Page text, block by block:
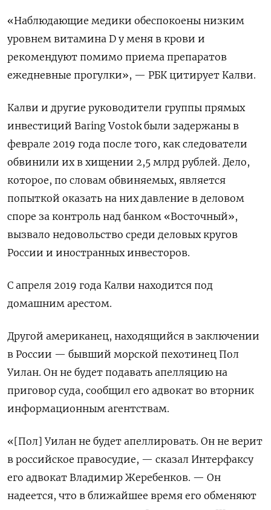
«Наблюдающие медики обеспокоены низким
уровнем витамина D у меня в крови и
рекомендуют помимо приема препаратов
ежедневные прогулки», — РБК цитирует Калви.
Калви и другие руководители группы прямых
инвестиций Baring Vostok были задержаны в
феврале 2019 года после того, как следователи
обвинили их в хищении 2,5 млрд рублей. Дело,
которое, по словам обвиняемых, является
попыткой оказать на них давление в деловом
споре за контроль над банком «Восточный»,
вызвало недовольство среди деловых кругов
России и иностранных инвесторов.
C апреля 2019 года Калви находится под
домашним арестом.
Другой американец, находящийся в заключении
в России — бывший морской пехотинец Пол
Уилан. Он не будет подавать апелляцию на
приговор суда, сообщил его адвокат во вторник
информационным агентствам.
«[Пол] Уилан не будет апеллировать. Он не верит
в российское правосудие, — сказал Интерфаксу
его адвокат Владимир Жеребенков. — Он
надеется, что в ближайшее время его обменяют